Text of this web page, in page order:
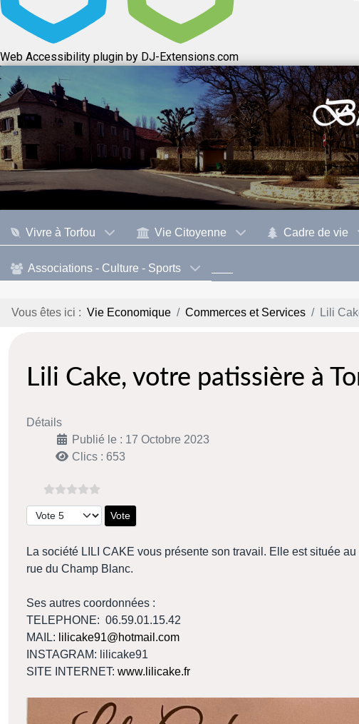
Web Accessibility plugin by DJ-Extensions.com
Vivre à Torfou Vie Citoyenne Cadre de vie
Associations - Culture - Sports
Vous êtes ici : Vie Economique Commerces et Services Lili
Lili Cake, votre patissière à
Détails
Publié le : 17 Octobre 2023
Clics : 653
Veuillez voter
La société LILI CAKE vous présente son travail. Elle est située
rue du Champ Blanc.
Ses autres coordonnées :
TELEPHONE: 06.59.01.15.42
MAIL: lilicake91@hotmail.com
INSTAGRAM: lilicake91
SITE INTERNET: www.lilicake.fr